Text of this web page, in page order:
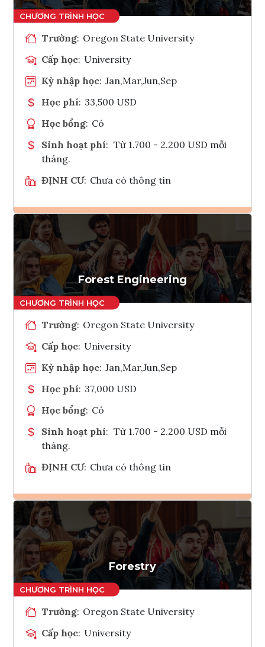
Trường: Oregon State University
Cấp học: University
Kỳ nhập học: Jan,Mar,Jun,Sep
Học phí: 33,500 USD
Học bổng: Có
Sinh hoạt phí: Từ 1.700 - 2.200 USD mỗi
tháng.
ĐỊNH CƯ: Chưa có thông tin
Ghi danh
Tham vấn Interlink
Forest Engineering
Trường: Oregon State University
Cấp học: University
Kỳ nhập học: Jan,Mar,Jun,Sep
Học phí: 37,000 USD
Học bổng: Có
Sinh hoạt phí: Từ 1.700 - 2.200 USD mỗi
tháng.
ĐỊNH CƯ: Chưa có thông tin
Ghi danh
Tham vấn Interlink
Forestry
Trường: Oregon State University
Cấp học: University